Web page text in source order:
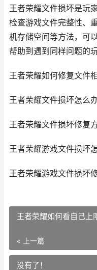
王者荣耀文件损坏是玩
检查游戏文件完整性、
机存储空间等方法，可
帮助到遇到同样问题的玩
王者荣耀如何修复文件
王者荣耀文件损坏怎么
王者荣耀文件损坏修复
王者荣耀游戏文件损坏
王者荣耀游戏文件损坏
王者荣耀如何看自己上
« 上一篇
没有了！